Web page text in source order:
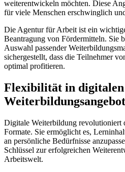
weiterentwickeln möchten. Diese
für viele Menschen erschwinglich
Die Agentur für Arbeit ist ein
Beantragung von Fördermitteln. Sie
Auswahl passender
sichergestellt, dass die Teilnehmer
optimal profitieren.
Flexibilität in digitalen
Digitale Weiterbildung revolutioniert
Formate. Sie ermöglicht es,
an persönliche Bedürfnisse
Schlüssel zur erfolgreichen
Arbeitswelt.